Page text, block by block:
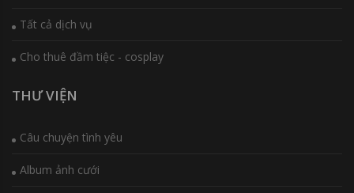
Tất cả dịch vụ
Cho thuê đầm tiệc - cosplay
THƯ VIỆN
Câu chuyện tình yêu
Album ảnh cưới